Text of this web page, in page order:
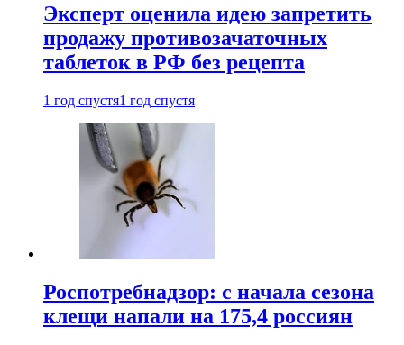
Эксперт оценила идею запретить
продажу противозачаточных
таблеток в РФ без рецепта
1 год спустя1 год спустя
Роспотребнадзор: с начала сезона
клещи напали на 175,4 россиян